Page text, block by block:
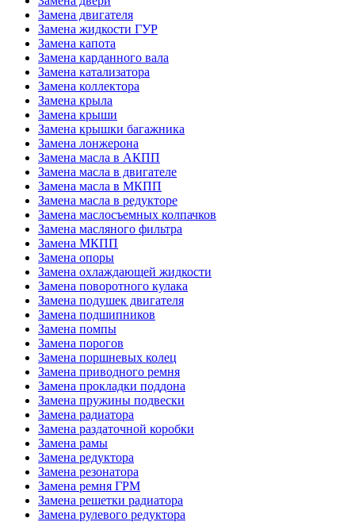
Замена двигателя
Замена жидкости ГУР
Замена капота
Замена карданного вала
Замена катализатора
Замена коллектора
Замена крыла
Замена крыши
Замена крышки багажника
Замена лонжерона
Замена масла в АКПП
Замена масла в двигателе
Замена масла в МКПП
Замена масла в редукторе
Замена маслосъемных колпачков
Замена масляного фильтра
Замена МКПП
Замена опоры
Замена охлаждающей жидкости
Замена поворотного кулака
Замена подушек двигателя
Замена подшипников
Замена помпы
Замена порогов
Замена поршневых колец
Замена приводного ремня
Замена прокладки поддона
Замена пружины подвески
Замена радиатора
Замена раздаточной коробки
Замена рамы
Замена редуктора
Замена резонатора
Замена ремня ГРМ
Замена решетки радиатора
Замена рулевого редуктора